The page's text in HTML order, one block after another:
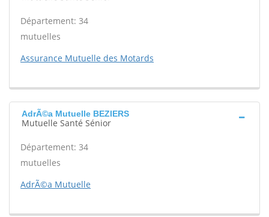
Département: 34
mutuelles
Assurance Mutuelle des Motards
AdrÃ©a Mutuelle BEZIERS
Mutuelle Santé Sénior
Département: 34
mutuelles
AdrÃ©a Mutuelle